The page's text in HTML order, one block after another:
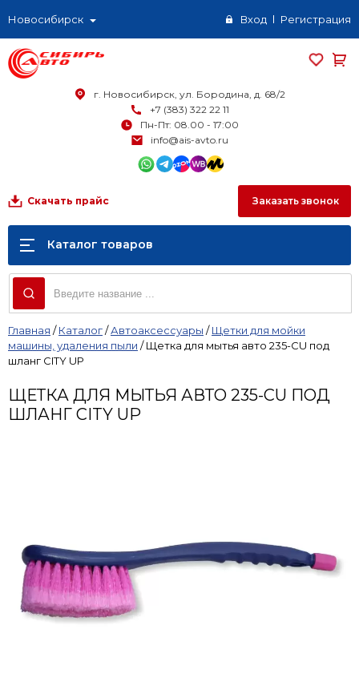
Новосибирск Вход Регистрация
г. Новосибирск, ул. Бородина, д. 68/2
+7 (383) 322 22 11
Пн-Пт: 08.00 - 17:00
info@ais-avto.ru
Заказать звонок
Скачать прайс
Каталог товаров
Главная /Каталог/Автоаксессуары /Щетки для мойки
машины, удаления пыли /Щетка для мытья авто 235-СU под
шланг CITY UP
ЩЕТКА ДЛЯ МЫТЬЯ АВТО 235-СU ПОД
ШЛАНГ CITY UP